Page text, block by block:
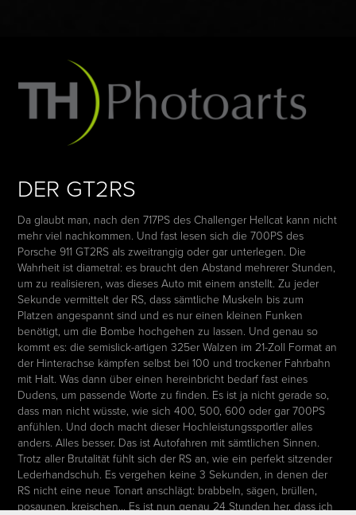
DER GT2RS
Da glaubt man, nach den 717PS des Challenger Hellcat kann nicht
mehr viel nachkommen. Und fast lesen sich die 700PS des
Porsche 911 GT2RS als zweitrangig oder gar unterlegen. Die
Wahrheit ist diametral: es braucht den Abstand mehrerer Stunden,
um zu realisieren, was dieses Auto mit einem anstellt. Zu jeder
Sekunde vermittelt der RS, dass sämtliche Muskeln bis zum
Platzen angespannt sind und es nur einen kleinen Funken
benötigt, um die Bombe hochgehen zu lassen. Und genau so
kommt es: die semislick-artigen 325er Walzen im 21-Zoll Format an
der Hinterachse kämpfen selbst bei 100 und trockener Fahrbahn
mit Halt. Was dann über einen hereinbricht bedarf fast eines
Dudens, um passende Worte zu finden. Es ist ja nicht gerade so,
dass man nicht wüsste, wie sich 400, 500, 600 oder gar 700PS
anfühlen. Und doch macht dieser Hochleistungssportler alles
anders. Alles besser. Das ist Autofahren mit sämtlichen Sinnen.
Trotz aller Brutalität fühlt sich der RS an, wie ein perfekt sitzender
Lederhandschuh. Es vergehen keine 3 Sekunden, in denen der
RS nicht eine neue Tonart anschlägt: brabbeln, sägen, brüllen,
posaunen, kreischen... Es ist nun genau 24 Stunden her, dass ich